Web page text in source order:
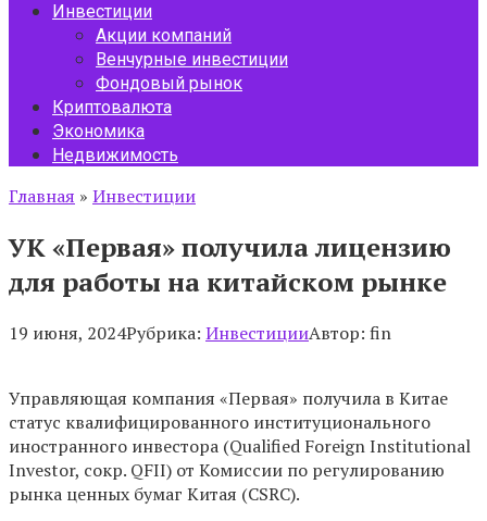
Инвестиции
Акции компаний
Венчурные инвестиции
Фондовый рынок
Криптовалюта
Экономика
Недвижимость
Главная » Инвестиции
УК «Первая» получила лицензию
для работы на китайском рынке
19 июня, 2024Рубрика: ИнвестицииАвтор: fin
Управляющая компания «Первая» получила в Китае
статус квалифицированного институционального
иностранного инвестора (Qualified Foreign Institutional
Investor, сокр. QFII) от Комиссии по регулированию
рынка ценных бумаг Китая (CSRC).